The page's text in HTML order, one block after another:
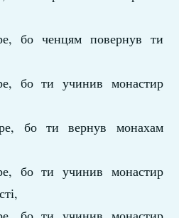
бо ченцям повернув ти
бо ти учинив монастир
бо ти вернув монахам
бо ти учинив монастир